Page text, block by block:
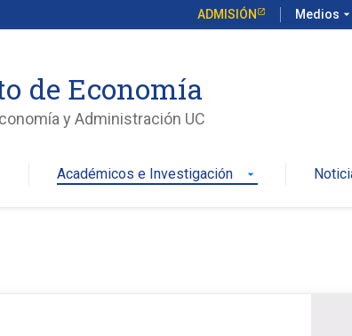
ADMISIÓN Medios arrow_drop_down
de Economía
y Administración UC
Académicos e Investigación arrow_drop_down